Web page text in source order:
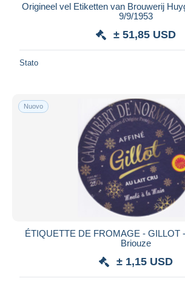
Origineel vel Etiketten van Brouwerij
9/9/1953
± 51,85 USD
Stato
Nuovo
ÉTIQUETTE DE FROMAGE - GILLOT
Briouze
± 1,15 USD